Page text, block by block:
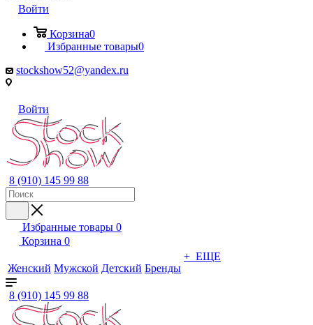
Войти
Корзина0
Избранные товары0
stockshow52@yandex.ru
Войти
8 (910) 145 99 88
Избранные товары 0
Корзина 0
Женский Мужской Детский Бренды
+ ЕЩЕ
8 (910) 145 99 88